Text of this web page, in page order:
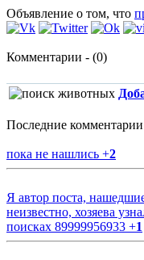
Объявление о том, что
Комментарии - (0)
Последние комментарии
пока не нашлись +2
Я автор поста,
неизвестно, хозяева
поисках 89999956933 +1